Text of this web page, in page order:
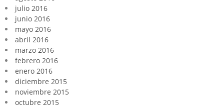
julio 2016
junio 2016
mayo 2016
abril 2016
marzo 2016
febrero 2016
enero 2016
diciembre 2015
noviembre 2015
octubre 2015